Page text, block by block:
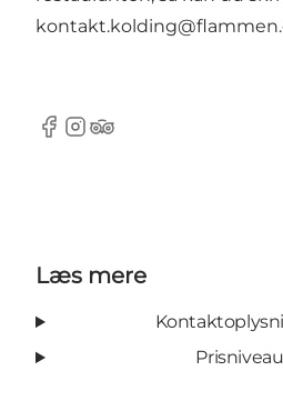
Facebook
Instagram
TripAdvisor
Læs mere
Prisniveau